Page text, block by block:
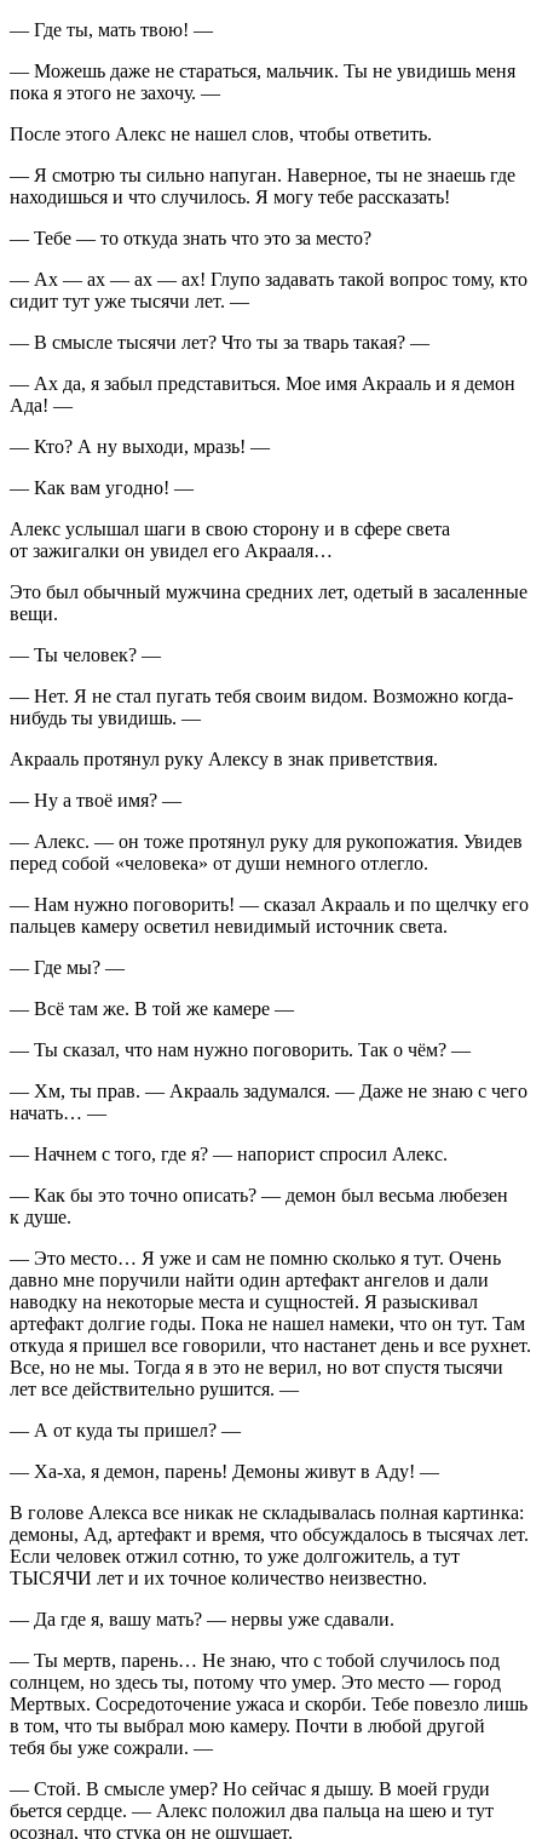
— Где ты, мать твою! —
— Можешь даже не стараться, мальчик. Ты не увидишь меня
пока я этого не захочу. —
После этого Алекс не нашел слов, чтобы ответить.
— Я смотрю ты сильно напуган. Наверное, ты не знаешь где
находишься и что случилось. Я могу тебе рассказать!
— Тебе — то откуда знать что это за место?
— Ах — ах — ах — ах! Глупо задавать такой вопрос тому, кто
сидит тут уже тысячи лет. —
— В смысле тысячи лет? Что ты за тварь такая? —
— Ах да, я забыл представиться. Мое имя Акрааль и я демон
Ада! —
— Кто? А ну выходи, мразь! —
— Как вам угодно! —
Алекс услышал шаги в свою сторону и в сфере света
от зажигалки он увидел его Акрааля…
Это был обычный мужчина средних лет, одетый в засаленные
вещи.
— Ты человек? —
— Нет. Я не стал пугать тебя своим видом. Возможно когда-
нибудь ты увидишь. —
Акрааль протянул руку Алексу в знак приветствия.
— Ну а твоё имя? —
— Алекс. — он тоже протянул руку для рукопожатия. Увидев
перед собой «человека» от души немного отлегло.
— Нам нужно поговорить! — сказал Акрааль и по щелчку его
пальцев камеру осветил невидимый источник света.
— Где мы? —
— Всё там же. В той же камере —
— Ты сказал, что нам нужно поговорить. Так о чём? —
— Хм, ты прав. — Акрааль задумался. — Даже не знаю с чего
начать… —
— Начнем с того, где я? — напорист спросил Алекс.
— Как бы это точно описать? — демон был весьма любезен
к душе.
— Это место… Я уже и сам не помню сколько я тут. Очень
давно мне поручили найти один артефакт ангелов и дали
наводку на некоторые места и сущностей. Я разыскивал
артефакт долгие годы. Пока не нашел намеки, что он тут. Там
откуда я пришел все говорили, что настанет день и все рухнет.
Все, но не мы. Тогда я в это не верил, но вот спустя тысячи
лет все действительно рушится. —
— А от куда ты пришел? —
— Ха-ха, я демон, парень! Демоны живут в Аду! —
В голове Алекса все никак не складывалась полная картинка:
демоны, Ад, артефакт и время, что обсуждалось в тысячах лет.
Если человек отжил сотню, то уже долгожитель, а тут
ТЫСЯЧИ лет и их точное количество неизвестно.
— Да где я, вашу мать? — нервы уже сдавали.
— Ты мертв, парень… Не знаю, что с тобой случилось под
солнцем, но здесь ты, потому что умер. Это место — город
Мертвых. Сосредоточение ужаса и скорби. Тебе повезло лишь
в том, что ты выбрал мою камеру. Почти в любой другой
тебя бы уже сожрали. —
— Стой. В смысле умер? Но сейчас я дышу. В моей груди
бьется сердце. — Алекс положил два пальца на шею и тут
осознал, что стука он не ощущает.